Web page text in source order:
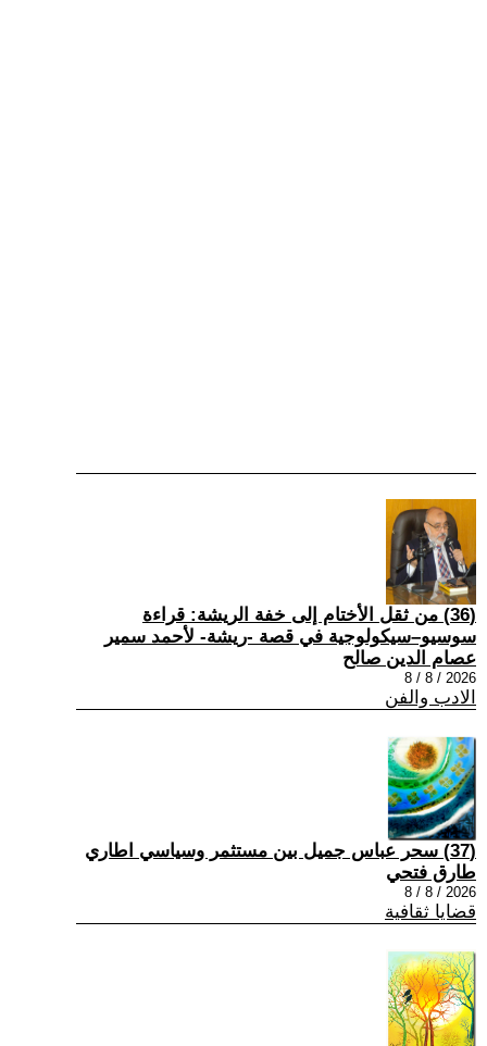
(36) من ثقل الأختام إلى خفة الريشة: قراءة
سوسيو–سيكولوجية في قصة -ريشة- لأحمد سمير
عصام الدين صالح
2026 / 8 / 8
الادب والفن
(37) سحر عباس جميل بين مستثمر وسياسي اطاري
طارق فتحي
2026 / 8 / 8
قضايا ثقافية